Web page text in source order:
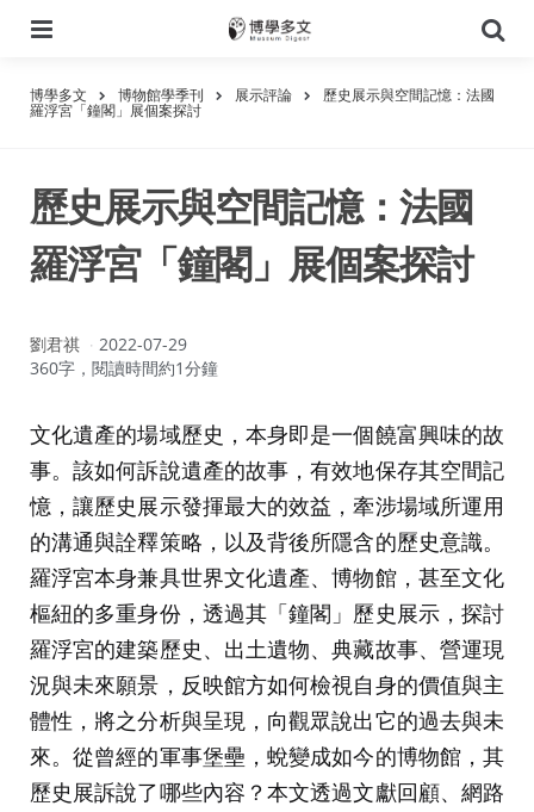
尋
博學多文 博物館學季刊 展示評論 歷史展示與空間記憶：法國
羅浮宮「鐘閣」展個案探討
歷史展示與空間記憶：法國
羅浮宮「鐘閣」展個案探討
作
者：
劉君祺
2022-07-29
360字，閱讀時間約1分鐘
文化遺產的場域歷史，本身即是一個饒富興味的故
事。該如何訴說遺產的故事，有效地保存其空間記
憶，讓歷史展示發揮最大的效益，牽涉場域所運用
的溝通與詮釋策略，以及背後所隱含的歷史意識。
羅浮宮本身兼具世界文化遺產、博物館，甚至文化
樞紐的多重身份，透過其「鐘閣」歷史展示，探討
羅浮宮的建築歷史、出土遺物、典藏故事、營運現
況與未來願景，反映館方如何檢視自身的價值與主
體性，將之分析與呈現，向觀眾說出它的過去與未
來。從曾經的軍事堡壘，蛻變成如今的博物館，其
歷史展訴說了哪些內容？本文透過文獻回顧、網路